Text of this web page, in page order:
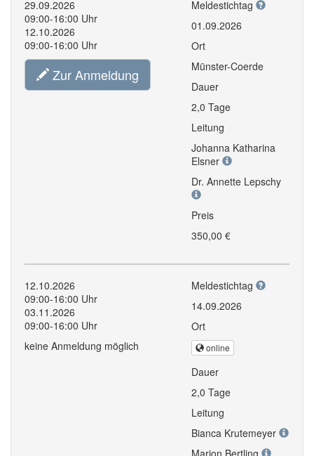
29.09.2026
09:00-16:00 Uhr
12.10.2026
09:00-16:00 Uhr
Zur Anmeldung
Meldestichtag
01.09.2026
Ort
Münster-Coerde
Dauer
2,0 Tage
Leitung
Johanna Katharina
Elsner
Dr. Annette Lepschy
Preis
350,00 €
12.10.2026
09:00-16:00 Uhr
03.11.2026
09:00-16:00 Uhr
keine Anmeldung möglich
Meldestichtag
14.09.2026
Ort
online
Dauer
2,0 Tage
Leitung
Bianca Krutemeyer